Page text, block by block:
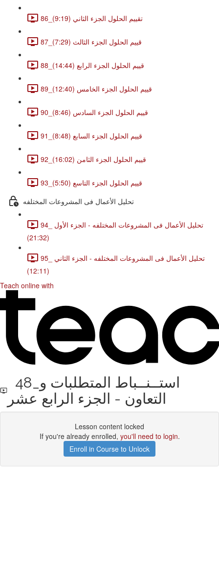
86_تقييم الحلول الجزء الثاني (9:19)
87_قييم الحلول الجزء الثالث (7:29)
88_قييم الحلول الجزء الرابع (14:44)
89_قييم الحلول الجزء الخامس (12:40)
90_قييم الحلول الجزء السادس (8:46)
91_قييم الحلول الجزء السابع (8:48)
92_قييم الحلول الجزء الثامن (16:02)
93_قييم الحلول الجزء التاسع (5:50)
تحليل الأعمال فى المشروعات المختلفه
94_ تحليل الأعمال فى المشروعات المختلفه - الجزء الأول
(21:32)
95_ تحليل الأعمال فى المشروعات المختلفه - الجزء الثاني
(12:11)
Teach online with
48_استــنــباط المتطلبات و
التعاون - الجزء الرابع عشر
Lesson content locked
If you're already enrolled, you'll need to login.
Enroll in Course to Unlock